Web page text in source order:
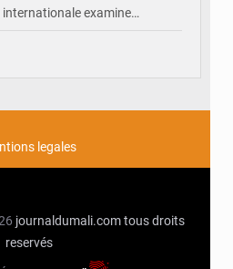
internationale examine…
legales
journaldumali.com tous droits
reservés